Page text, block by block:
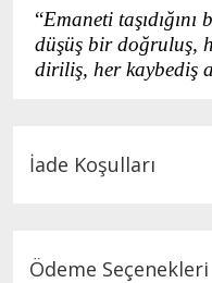
“Emaneti
düşüş bir doğruluş,
diriliş, her kaybediş
İade Koşulları
Ödeme Seçenekleri